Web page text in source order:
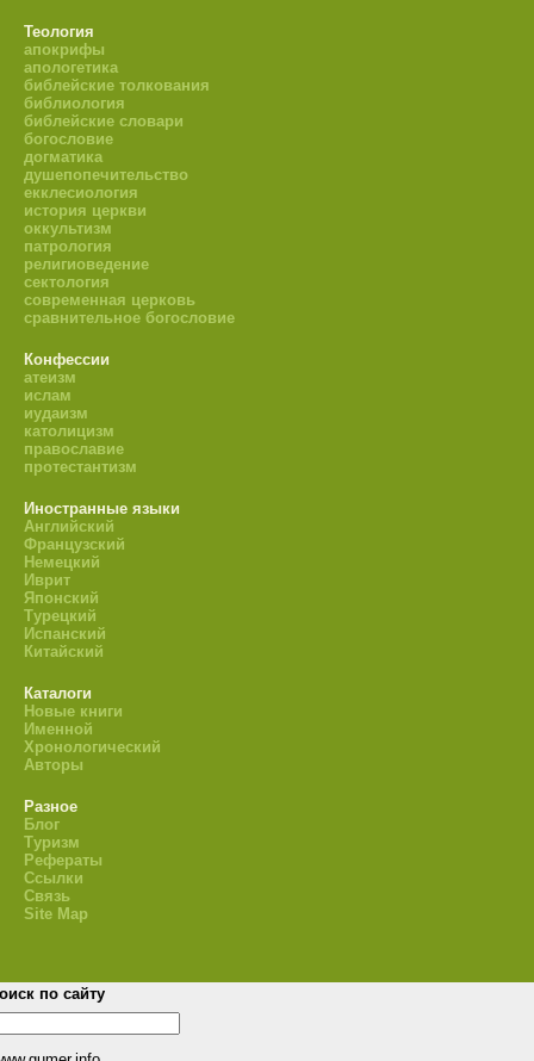
Теология
апокрифы
апологетика
библейские толкования
библиология
библейские словари
богословие
догматика
душепопечительство
екклесиология
история церкви
оккультизм
патрология
религиоведение
сектология
современная церковь
сравнительное богословие
Конфессии
атеизм
ислам
иудаизм
католицизм
православие
протестантизм
Иностранные языки
Английский
Французский
Немецкий
Иврит
Японский
Турецкий
Испанский
Китайский
Каталоги
Новые книги
Именной
Хронологический
Авторы
Разное
Блог
Туризм
Рефераты
Ссылки
Связь
Site Map
по сайту